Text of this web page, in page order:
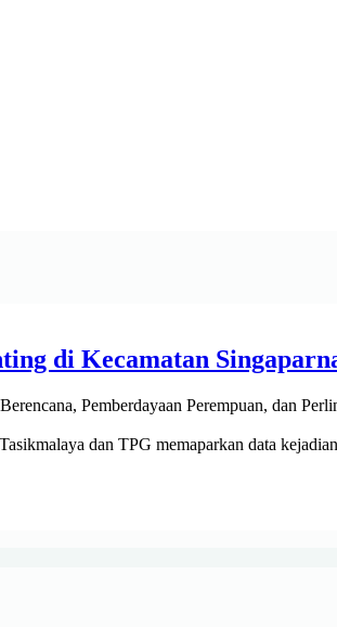
di Kecamatan
Pemberdayaan Perempuan, dan
dan TPG memaparkan data